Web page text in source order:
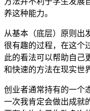
养这种能力。
从基本（底层）原则出
很有趣的过程，在这个
此的看法可以帮助自己
和快速的方法在现实世
创业者通常持有的一个
一次我肯定会做出成就